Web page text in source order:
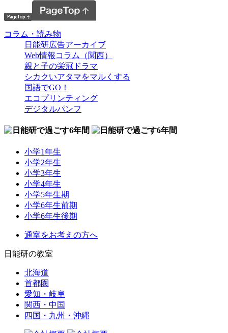
コラム・読み物
日能研広告アーカイブ
Web情報コラム（関西）
親と子の栄冠ドラマ
シカクいアタマをマルくする
国語でGO！
エコプリンティング
デジタルパンフ
小学1年生
小学2年生
小学3年生
小学4年生
小学5年生期
小学6年生前期
小学6年生後期
通室をお考えの方へ
日能研の教室
北海道
首都圏
愛知・岐阜
関西・中国
四国・九州・沖縄